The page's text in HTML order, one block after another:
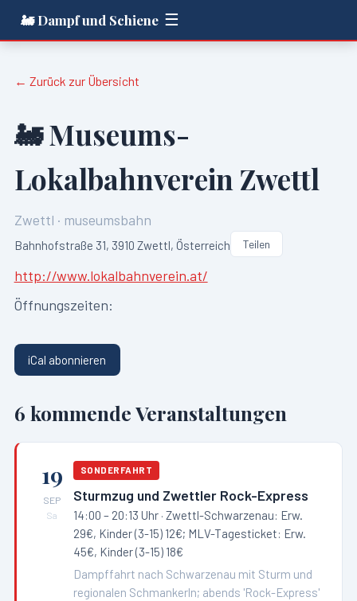
🚂 Dampf und Schiene ☰
← Zurück zur Übersicht
🚂 Museums-
Lokalbahnverein Zwettl
Zwettl · museumsbahn
Bahnhofstraße 31, 3910 Zwettl, Österreich Teilen
http://www.lokalbahnverein.at/
Öffnungszeiten:
iCal abonnieren
6 kommende Veranstaltungen
19
SEP
Sa
SONDERFAHRT
Sturmzug und Zwettler Rock-Express
14:00 – 20:13 Uhr · Zwettl-Schwarzenau: Erw.
29€, Kinder (3-15) 12€; MLV-Tagesticket: Erw.
45€, Kinder (3-15) 18€
Dampffahrt nach Schwarzenau mit Sturm und
regionalen Schmankerln; abends 'Rock-Express'